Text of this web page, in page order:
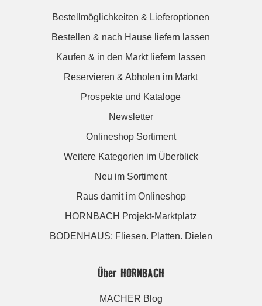
Bestellmöglichkeiten & Lieferoptionen
Bestellen & nach Hause liefern lassen
Kaufen & in den Markt liefern lassen
Reservieren & Abholen im Markt
Prospekte und Kataloge
Newsletter
Onlineshop Sortiment
Weitere Kategorien im Überblick
Neu im Sortiment
Raus damit im Onlineshop
HORNBACH Projekt-Marktplatz
BODENHAUS: Fliesen. Platten. Dielen
Über HORNBACH
MACHER Blog